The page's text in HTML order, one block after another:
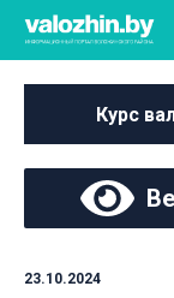
Курс
23.10.2024